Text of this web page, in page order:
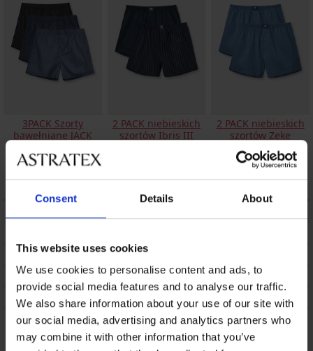
Consent Details About
This website uses cookies
We use cookies to personalise content and ads, to
provide social media features and to analyse our traffic.
We also share information about your use of our site with
our social media, advertising and analytics partners who
may combine it with other information that you’ve
3PACK Szorty
bawełniane JACK
JACMilano
2 PACK niebieskich
szortów Ibris III
2 PACK niebieskich
szortów Zeke
129,99 zł
WYMIANA
CZYSZCZENIE I PRANIE
O MARCE
Może Ci się spodobać